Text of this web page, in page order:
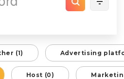
(1) Advertising
Host (0)